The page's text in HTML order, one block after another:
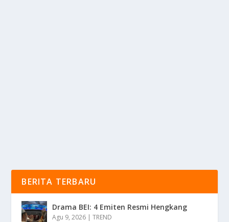
BERITA TERBARU
Drama BEI: 4 Emiten Resmi Hengkang
Agu 9, 2026 |TREND